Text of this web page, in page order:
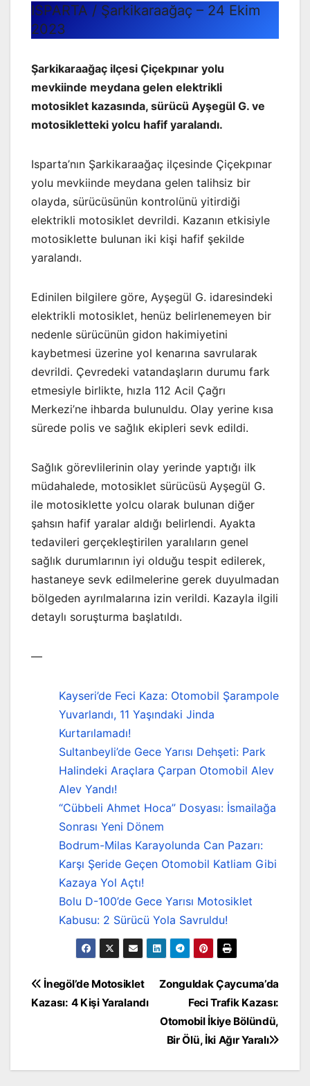
ISPARTA / Şarkikaraağaç – 24 Ekim
2023
Şarkikaraağaç ilçesi Çiçekpınar yolu
mevkiinde meydana gelen elektrikli
motosiklet kazasında, sürücü Ayşegül G. ve
motosikletteki yolcu hafif yaralandı.
Isparta’nın Şarkikaraağaç ilçesinde Çiçekpınar
yolu mevkiinde meydana gelen talihsiz bir
olayda, sürücüsünün kontrolünü yitirdiği
elektrikli motosiklet devrildi. Kazanın etkisiyle
motosiklette bulunan iki kişi hafif şekilde
yaralandı.
Edinilen bilgilere göre, Ayşegül G. idaresindeki
elektrikli motosiklet, henüz belirlenemeyen bir
nedenle sürücünün gidon hakimiyetini
kaybetmesi üzerine yol kenarına savrularak
devrildi. Çevredeki vatandaşların durumu fark
etmesiyle birlikte, hızla 112 Acil Çağrı
Merkezi’ne ihbarda bulunuldu. Olay yerine kısa
sürede polis ve sağlık ekipleri sevk edildi.
Sağlık görevlilerinin olay yerinde yaptığı ilk
müdahalede, motosiklet sürücüsü Ayşegül G.
ile motosiklette yolcu olarak bulunan diğer
şahsın hafif yaralar aldığı belirlendi. Ayakta
tedavileri gerçekleştirilen yaralıların genel
sağlık durumlarının iyi olduğu tespit edilerek,
hastaneye sevk edilmelerine gerek duyulmadan
bölgeden ayrılmalarına izin verildi. Kazayla ilgili
detaylı soruşturma başlatıldı.
—
Kayseri’de Feci Kaza: Otomobil Şarampole
Yuvarlandı, 11 Yaşındaki Jinda
Kurtarılamadı!
Sultanbeyli’de Gece Yarısı Dehşeti: Park
Halindeki Araçlara Çarpan Otomobil Alev
Alev Yandı!
“Cübbeli Ahmet Hoca” Dosyası: İsmailağa
Sonrası Yeni Dönem
Bodrum-Milas Karayolunda Can Pazarı:
Karşı Şeride Geçen Otomobil Katliam Gibi
Kazaya Yol Açtı!
Bolu D-100’de Gece Yarısı Motosiklet
Kabusu: 2 Sürücü Yola Savruldu!
Yazı
gezinmesi
Zonguldak Çaycuma’da
Feci Trafik Kazası:
Otomobil İkiye Bölündü,
Bir Ölü, İki Ağır Yaralı
İnegöl’de Motosiklet
Kazası: 4 Kişi Yaralandı